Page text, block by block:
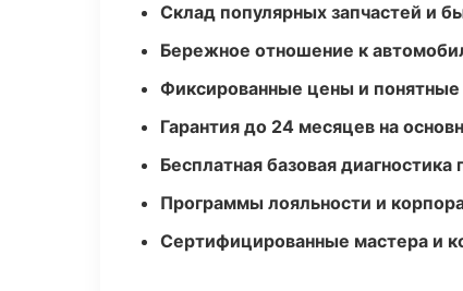
Склад популярных запчастей и
Бережное отношение к
Фиксированные цены и
Гарантия до 24 месяцев на
Бесплатная базовая диагностика
Программы лояльности и
Сертифицированные мастера и